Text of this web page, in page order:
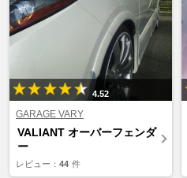
4.52
GARAGE VARY
VALIANT オーバーフェンダ
ー
レビュー： 44 件